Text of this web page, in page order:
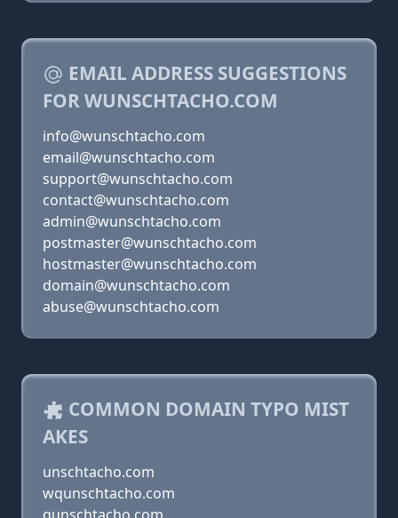
EMAIL ADDRESS SUGGESTIONS
FOR WUNSCHTACHO.COM
info@wunschtacho.com
email@wunschtacho.com
support@wunschtacho.com
contact@wunschtacho.com
admin@wunschtacho.com
postmaster@wunschtacho.com
hostmaster@wunschtacho.com
domain@wunschtacho.com
abuse@wunschtacho.com
COMMON DOMAIN TYPO MIST
AKES
unschtacho.com
wqunschtacho.com